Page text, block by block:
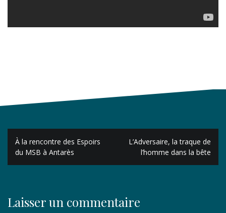
Navigation
de
l’article
À la rencontre des Espoirs
du MSB à Antarès
L’Adversaire, la traque de
l’homme dans la bête
Laisser un commentaire